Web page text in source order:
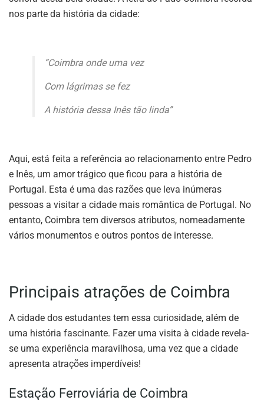
nos parte da história da cidade:
“Coimbra onde uma vez
Com lágrimas se fez
A história dessa Inês tão linda”
Aqui, está feita a referência ao relacionamento entre Pedro
e Inês, um amor trágico que ficou para a história de
Portugal. Esta é uma das razões que leva inúmeras
pessoas a visitar a cidade mais romântica de Portugal. No
entanto, Coimbra tem diversos atributos, nomeadamente
vários monumentos e outros pontos de interesse.
Principais atrações de Coimbra
A cidade dos estudantes tem essa curiosidade, além de
uma história fascinante. Fazer uma visita à cidade revela-
se uma experiência maravilhosa, uma vez que a cidade
apresenta atrações imperdíveis!
Estação Ferroviária de Coimbra